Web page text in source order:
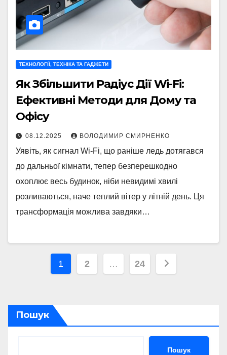
ТЕХНОЛОГІЇ, ТЕХНІКА ТА ГАДЖЕТИ
Як Збільшити Радіус Дії Wi-Fi:
Ефективні Методи для Дому та
Офісу
08.12.2025 ВОЛОДИМИР СМИРНЕНКО
Уявіть, як сигнал Wi-Fi, що раніше ледь дотягався
до дальньої кімнати, тепер безперешкодно
охоплює весь будинок, ніби невидимі хвилі
розливаються, наче теплий вітер у літній день. Ця
трансформація можлива завдяки…
Пагінація
1 2 … 24
Пошук
Пошук